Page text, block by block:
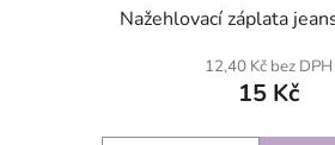
Nažehlovací záplata
12,40 Kč bez DPH
15 Kč